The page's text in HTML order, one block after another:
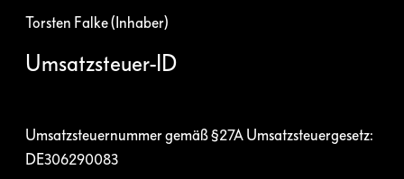
Torsten Falke (Inhaber)
Umsatzsteuer-ID
Umsatzsteuernummer gemäß §27A Umsatzsteuergesetz:
DE306290083